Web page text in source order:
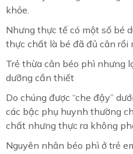
khỏe.
Nhưng thực tế có một số bé
thực chất là bé đã đủ cân rồi
Trẻ thừa cân béo phì nhưng
dưỡng cần thiết
Do chúng được “che đậy”
các bậc phụ huynh thường
chất nhưng thực ra không
Nguyên nhân béo phì ở trẻ